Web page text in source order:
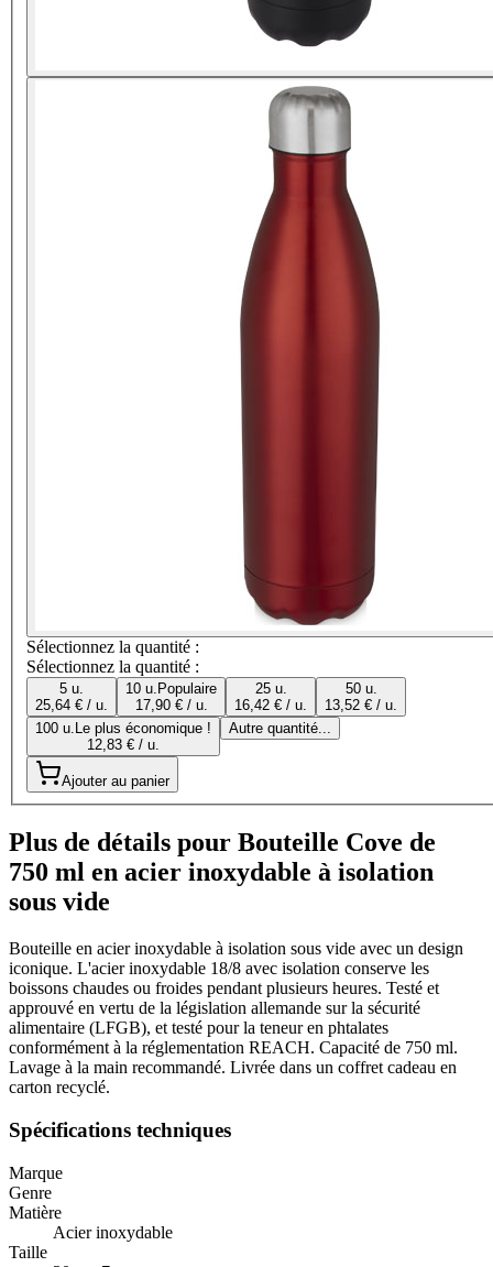
Sélectionnez la quantité :
Sélectionnez la quantité :
5 u.
25,64 € / u.
10 u. Populaire
17,90 € / u.
25 u.
16,42 € / u.
50 u.
13,52 € / u.
100 u. Le plus économique !
12,83 € / u.
Autre quantité...
Ajouter au panier
Plus de détails pour Bouteille Cove de
750 ml en acier inoxydable à isolation
sous vide
Bouteille en acier inoxydable à isolation sous vide avec un design
iconique. L'acier inoxydable 18/8 avec isolation conserve les
boissons chaudes ou froides pendant plusieurs heures. Testé et
approuvé en vertu de la législation allemande sur la sécurité
alimentaire (LFGB), et testé pour la teneur en phtalates
conformément à la réglementation REACH. Capacité de 750 ml.
Lavage à la main recommandé. Livrée dans un coffret cadeau en
carton recyclé.
Spécifications techniques
Marque
Genre
Matière
Acier inoxydable
Taille